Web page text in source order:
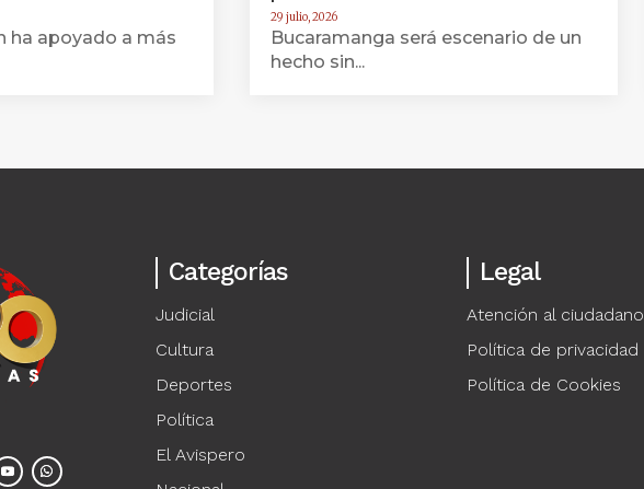
ha apoyado a más
29 julio, 2026
Bucaramanga será escenario de un
hecho sin...
Categorías
Judicial
Cultura
Deportes
Política
El Avispero
Legal
Atención al ciudadano
Política de privacidad
Política de Cookies